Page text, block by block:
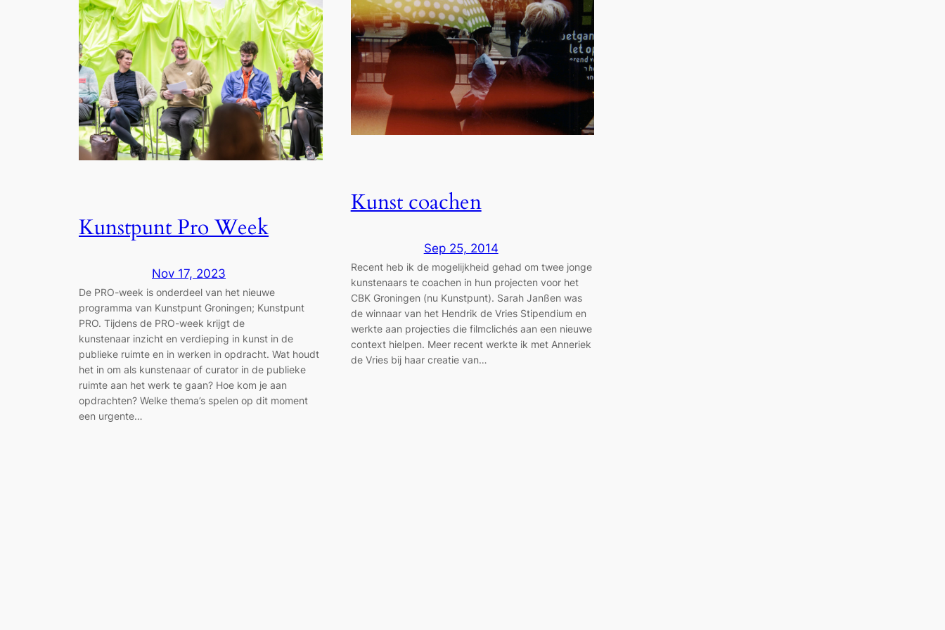
Kunstpunt Pro Week
Nov 17, 2023
De PRO-week is onderdeel van het nieuwe
programma van Kunstpunt Groningen; Kunstpunt
PRO. Tijdens de PRO-week krijgt de
kunstenaar inzicht en verdieping in kunst in de
publieke ruimte en in werken in opdracht. Wat houdt
het in om als kunstenaar of curator in de publieke
ruimte aan het werk te gaan? Hoe kom je aan
opdrachten? Welke thema’s spelen op dit moment
een urgente…
Kunst coachen
Sep 25, 2014
Recent heb ik de mogelijkheid gehad om twee jonge
kunstenaars te coachen in hun projecten voor het
CBK Groningen (nu Kunstpunt). Sarah Janßen was
de winnaar van het Hendrik de Vries Stipendium en
werkte aan projecties die filmclichés aan een nieuwe
context hielpen. Meer recent werkte ik met Anneriek
de Vries bij haar creatie van…